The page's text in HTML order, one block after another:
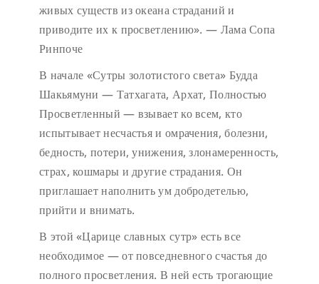
живых существ из океана страданий и
приводите их к просветлению». — Лама Сопа
Ринпоче
В начале «Сутры золотистого света» Будда
Шакьямуни — Татхагата, Архат, Полностью
Просветленный — взывает ко всем, кто
испытывает несчастья и омрачения, болезни,
бедность, потери, унижения, злонамеренность,
страх, кошмары и другие страдания. Он
приглашает наполнить ум добродетелью,
прийти и внимать.
В этой «Царице славных сутр» есть все
необходимое — от повседневного счастья до
полного просветления. В ней есть трогающие